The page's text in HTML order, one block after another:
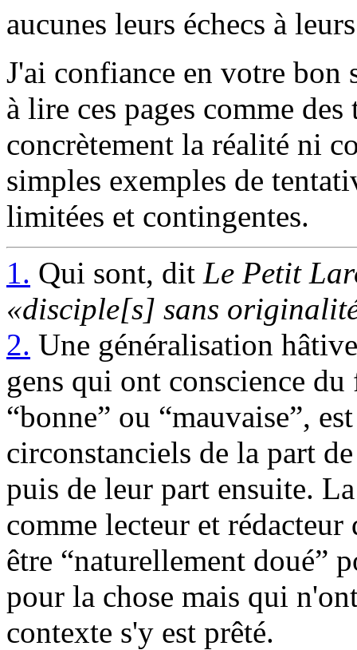
aucunes leurs échecs à
J'ai confiance en votre
à lire ces pages comme
concrètement la réalité ni
simples exemples de
limitées et contingentes.
1. Qui sont, dit Le Petit
«disciple[s] sans
2. Une généralisation
gens qui ont conscience
“bonne” ou “mauvaise”,
circonstanciels de la part
puis de leur part ensuite.
comme lecteur et
être “naturellement doué”
pour la chose mais qui
contexte s'y est prêté.